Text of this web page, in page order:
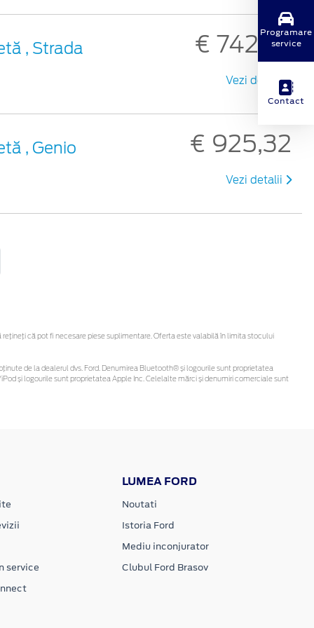
, Strada
€ 742,37
Vezi detalii
, Genio
€ 925,32
Vezi detalii
că pot fi necesare piese suplimentare. Oferta este valabilă în limita stocului
de la dealerul dvs. Ford. Denumirea Bluetooth® și logourile sunt proprietatea
și logourile sunt proprietatea Apple Inc. Celelalte mărci și denumiri comerciale sunt
service
LUMEA FORD
Noutati
Istoria Ford
Mediu inconjurator
Clubul Ford Brasov
Programare
service
Contact